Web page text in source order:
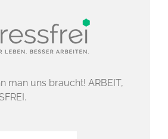
man uns braucht! ARBEIT,